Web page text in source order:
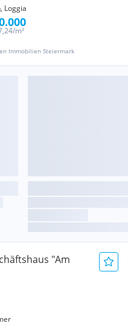
Loggia
Immobilien Steiermark
m²
"Am